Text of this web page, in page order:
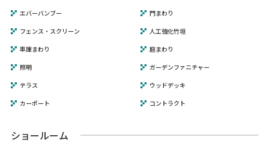
エバーバンブー
門まわり
フェンス・スクリーン
人工強化竹垣
車庫まわり
庭まわり
照明
ガーデンファニチャー
テラス
ウッドデッキ
カーポート
コントラクト
ショールーム